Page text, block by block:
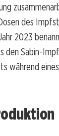
des
2023
den Sabin-
während